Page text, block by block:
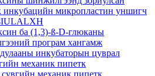
инкубацийн микропластин уншигч
ба (1,3)-ß-D-глюканы
програм хангамж
инкубаторын цуврал
механик пипетк
механик пипетк